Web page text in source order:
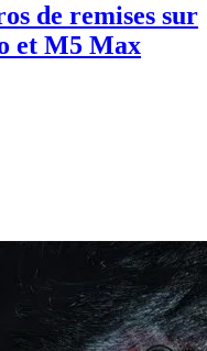
de remises sur
et M5 Max